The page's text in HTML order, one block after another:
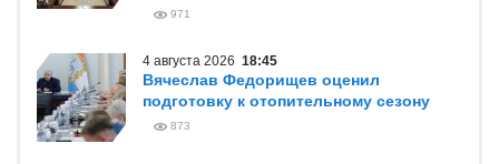
971
4 августа 2026 18:45
Вячеслав Федорищев оценил
подготовку к отопительному сезону
873